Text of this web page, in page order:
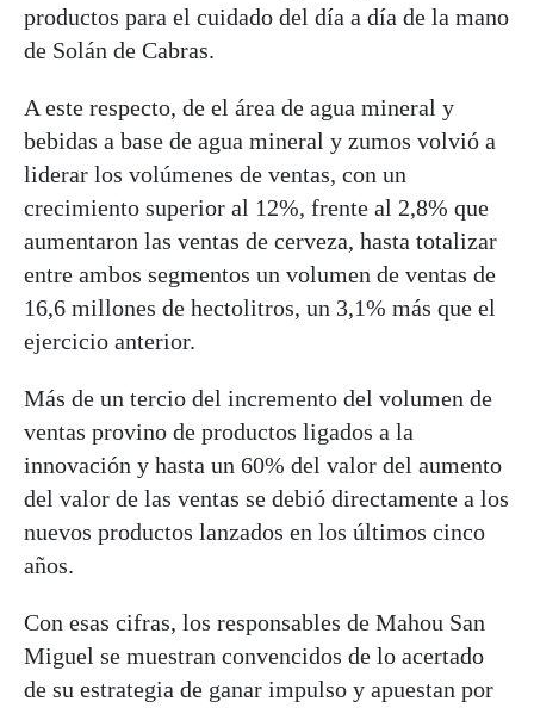
productos para el cuidado del día a día de la mano
de Solán de Cabras.
A este respecto, de el área de agua mineral y
bebidas a base de agua mineral y zumos volvió a
liderar los volúmenes de ventas, con un
crecimiento superior al 12%, frente al 2,8% que
aumentaron las ventas de cerveza, hasta totalizar
entre ambos segmentos un volumen de ventas de
16,6 millones de hectolitros, un 3,1% más que el
ejercicio anterior.
Más de un tercio del incremento del volumen de
ventas provino de productos ligados a la
innovación y hasta un 60% del valor del aumento
del valor de las ventas se debió directamente a los
nuevos productos lanzados en los últimos cinco
años.
Con esas cifras, los responsables de Mahou San
Miguel se muestran convencidos de lo acertado
de su estrategia de ganar impulso y apuestan por